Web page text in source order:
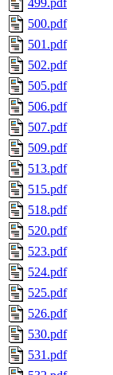
499.pdf
500.pdf
501.pdf
502.pdf
505.pdf
506.pdf
507.pdf
509.pdf
513.pdf
515.pdf
518.pdf
520.pdf
523.pdf
524.pdf
525.pdf
526.pdf
530.pdf
531.pdf